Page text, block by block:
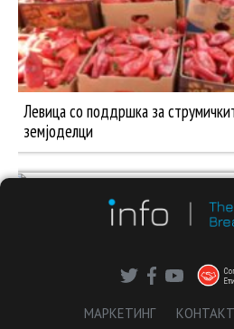
МАРКЕТИНГ КОНТАКТ